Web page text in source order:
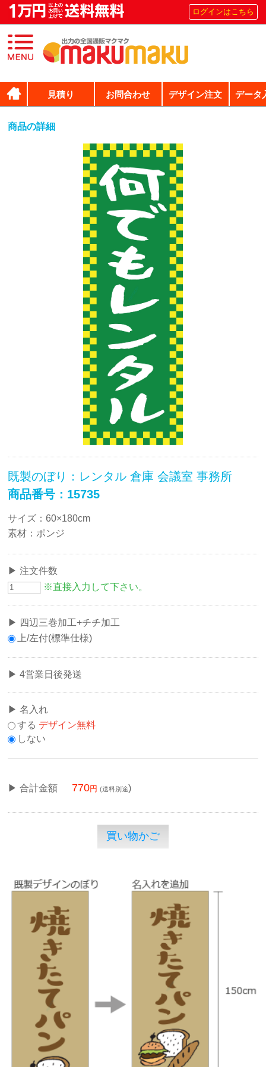
ログインはこちら
見積り お問合わせ デザイン注文 データ
商品の詳細
既製のぼり：レンタル 倉庫 会議室 事務所
商品番号：15735
サイズ：60×180cm
素材：ポンジ
注文件数
※直接入力して下さい。
四辺三巻加工+チチ加工
上/左付(標準仕様)
4営業日後発送
名入れ
する デザイン無料
しない
合計金額 770 (送料別途)